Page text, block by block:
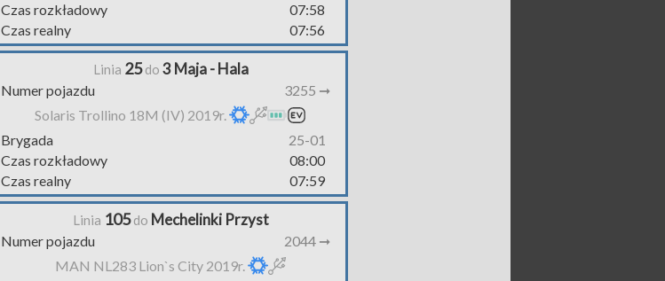
Czas rozkładowy
07:58
Czas realny
07:56
Linia 25do 3 Maja - Hala
Numer pojazdu
3255 ➞
Solaris Trollino 18M (IV) 2019r.
Brygada
25-01
Czas rozkładowy
08:00
Czas realny
07:59
Linia 105do Mechelinki Przyst
Numer pojazdu
2044 ➞
MAN NL283 Lion`s City 2019r.